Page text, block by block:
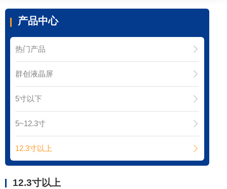
产品中心
热门产品
群创液晶屏
5寸以下
5~12.3寸
12.3寸以上
12.3寸以上